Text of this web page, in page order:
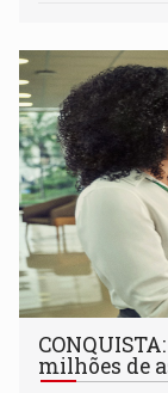
milhões de